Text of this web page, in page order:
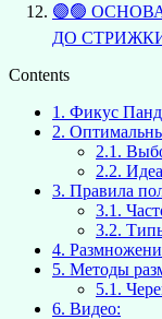
🟣🟢
ДО
Contents
1. Фикус
2.
2.1.
2.2.
3. Правила
3.1.
3.2.
4.
5. Методы
5.1.
6. Видео: